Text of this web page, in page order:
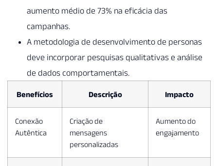
aumento médio de 73% na eficácia das
campanhas.
A metodologia de desenvolvimento de personas
deve incorporar pesquisas qualitativas e análise
de dados comportamentais.
Benefícios Descrição Impacto
Conexão
Autêntica
Criação de
mensagens
personalizadas
Aumento do
engajamento